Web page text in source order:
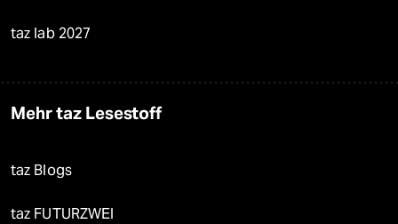
taz lab 2027
Mehr taz Lesestoff
taz Blogs
taz FUTURZWEI